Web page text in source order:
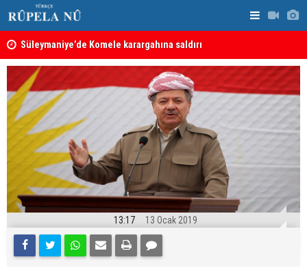
Süleymaniye’de Komele karargahına saldırı
sonuçlar
13:17 13 Ocak 2019